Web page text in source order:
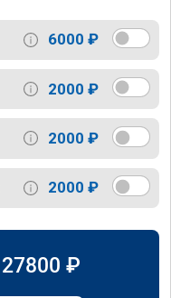
6000 ₽
2000 ₽
2000 ₽
2000 ₽
27800 ₽